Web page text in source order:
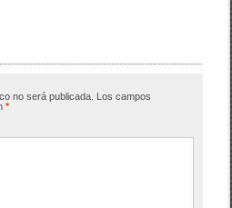
no será publicada. Los campos
*